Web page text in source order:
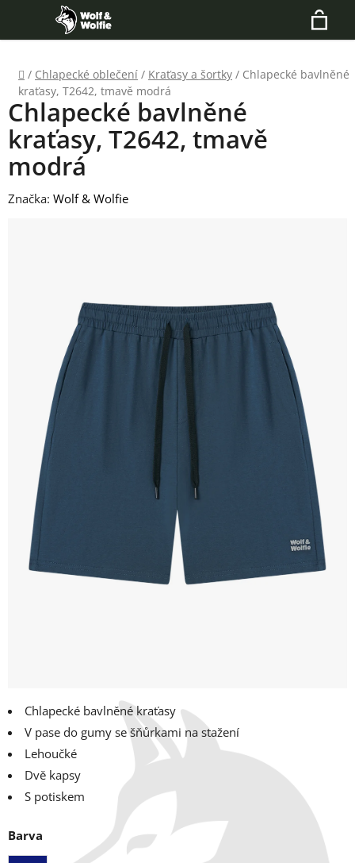
obsah
Hledat
Domů
/ Chlapecké oblečení / Kraťasy a šortky / Chlapecké bavlněné
kraťasy, T2642, tmavě modrá
Chlapecké bavlněné kraťasy
V pase do gumy se šňůrkami na stažení
Lehoučké
Dvě kapsy
S potiskem
Barva
Chlapecké bavlněné
kraťasy, T2642, tmavě
modrá
Značka: Wolf & Wolfie